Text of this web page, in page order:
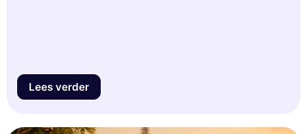
Lees verder